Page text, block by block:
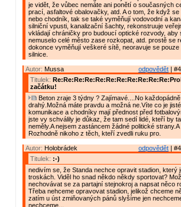
je vidět, že vůbec nemáte ani ponětí o současných
prací, asfaltové obalovačky, atd. A o tom, že když se
nebo chodník, tak se také vyměňují vodovodní a
silniční vpusti, kanalizační šachty, rekonstruuje
vkládají chráničky pro budoucí optické rozvody, aby
nemuselo celé město zase rozkopat, atd. prostě se
dokonce vyměňují veškeré sítě, neoravuje se pouze
silnice.
odpovědět |
Autor: Mussa
Titulek:
začátku!
Beton zraje 3 týdny ? Zajímavé....No
drahý.Možná máte pravdu a možná ne.Víte co je
komunikace a chodníky mají přednost před
jste vy schválily je důkaz, že tam sedí lidé, kteří by
neměly.A nejsem zastáncem žádné politické
Rozhodně nikoho z těch, kteří zvedli ruku pro.
odpovědět |
Autor: Holobrádek
Titulek: :-)
nedivím se, že Standa nechce opravit stadion, který
troskách. Viděl ho snad někdo někdy sportovat?
nechovávat se za partajní stejnokroj a napsat něco
Třeba nehceme opravovat stadion, jelikož chceme
zatím u úst zmiňovaných pánů slyšíme jen
nechceme...